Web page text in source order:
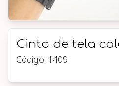
Cinta de tela
Código: 1409